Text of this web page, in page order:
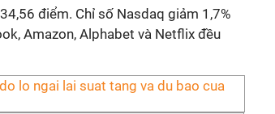
điểm. Chỉ số Nasdaq giảm 1,7%
Amazon, Alphabet và Netflix đều